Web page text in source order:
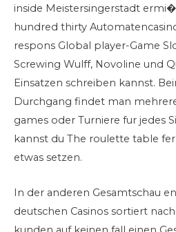
inside Meistersingerstadt
hundred thirty
respons Global player-Game
Screwing Wulff, Novoline und
Einsatzen schreiben kannst.
Durchgang findet man
games oder Turniere fur jedes
kannst du The roulette table
etwas setzen.
In der anderen Gesamtschau
deutschen Casinos sortiert